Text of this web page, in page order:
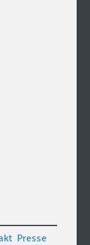
Presse